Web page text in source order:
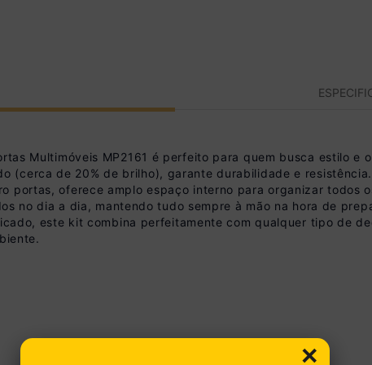
Multimóveis MP2161 é perfeito para quem busca estilo e
(cerca de 20% de brilho), garante durabilidade e
portas, oferece amplo espaço interno para organizar todos
no dia a dia, mantendo tudo sempre à mão na hora de
este kit combina perfeitamente com qualquer tipo de
×